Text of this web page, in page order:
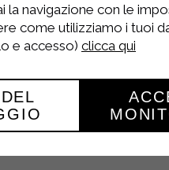
que l'extérieur soit
sur une assiette
la navigazione con le
come utilizziamo i tuoi
e accesso) clicca qui